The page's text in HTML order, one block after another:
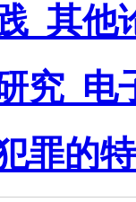
_其他
究_电
罪的